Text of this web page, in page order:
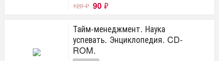
120₽ 90 ₽
Тайм-менеджмент. Наука
успевать. Энциклопедия. CD-
ROM.